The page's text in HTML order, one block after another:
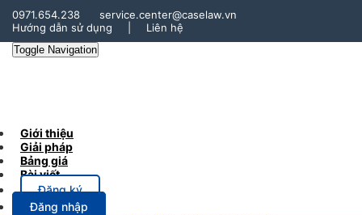
0971.654.238
service.center@caselaw.vn
Hướng dẫn sử dụng
Liên hệ
Toggle Navigation
Giới thiệu
Giải pháp
Bảng giá
Bài viết
Đăng ký
Đăng nhập